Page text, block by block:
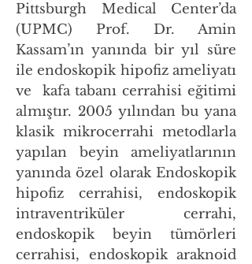
Pittsburgh Medical Center’da
(UPMC) Prof. Dr. Amin
Kassam’ın yanında bir yıl süre
ile endoskopik hipofiz ameliyatı
ve kafa tabanı cerrahisi eğitimi
almıştır. 2005 yılından bu yana
klasik mikrocerrahi metodlarla
yapılan beyin ameliyatlarının
yanında özel olarak Endoskopik
hipofiz cerrahisi, endoskopik
intraventriküler cerrahi,
endoskopik beyin tümörleri
cerrahisi, endoskopik araknoid